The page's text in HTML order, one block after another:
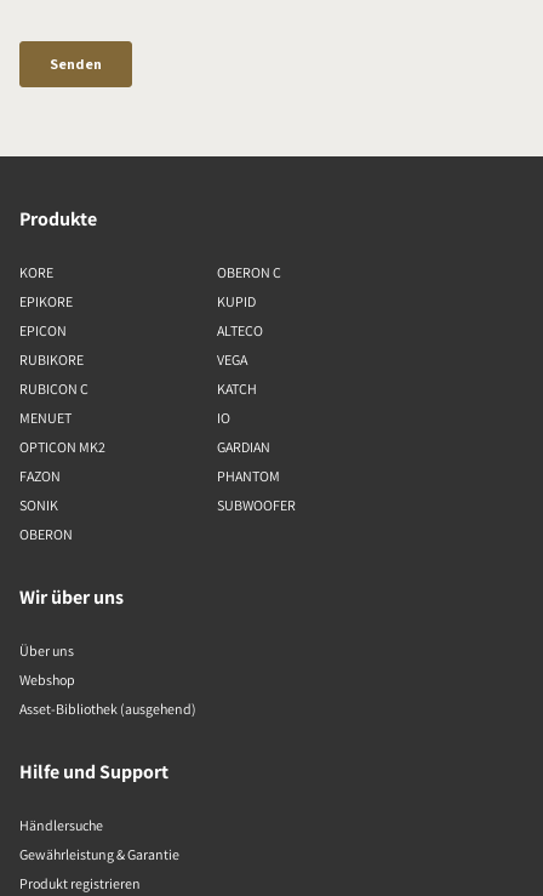
Produkte
KORE
EPIKORE
EPICON
RUBIKORE
RUBICON C
MENUET
OPTICON MK2
FAZON
SONIK
OBERON
OBERON C
KUPID
ALTECO
VEGA
KATCH
IO
GARDIAN
PHANTOM
SUBWOOFER
Wir über uns
Über uns
Webshop
Asset-Bibliothek (ausgehend)
Hilfe und Support
Händlersuche
Gewährleistung & Garantie
Produkt registrieren